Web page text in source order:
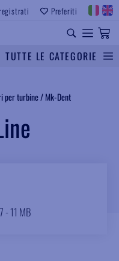
Preferiti
TUTTE LE CATEGORIE
per turbine/ Mk-Dent
- 11 MB